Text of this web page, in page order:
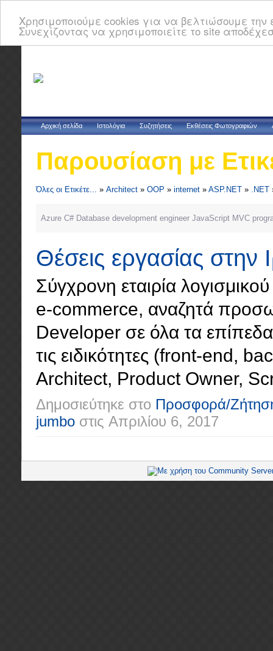
Χρησιμοποιούμε cookies για να βελτιώσουμε
Συνεχίζοντας να χρησιμοποιείτε το site
Αρχική σελίδα Ιστολόγια Συζητήσεις Εκθέσεις Φωτογραφιών
Παρουσίαση με
Όλες οι Ετικέτε... » Architect » OOP » internet » ASP.NET » .NET
Azure C# Database development engineer JavaScript MVC
Θέσεις εργασίας στην
Σύγχρονη εταιρία
e-commerce, αναζητά
Developer σε όλα τα
τις ειδικότητες (front-end,
Architect, Product Owner,
Δημοσιεύτηκε στο Προσφορά/
jumbo στις Απριλίου 6, 2017